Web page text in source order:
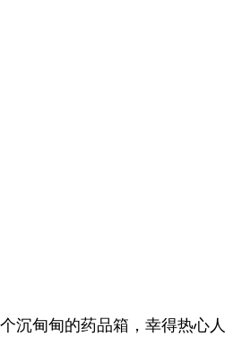
沉甸甸的药品箱，幸得热心人